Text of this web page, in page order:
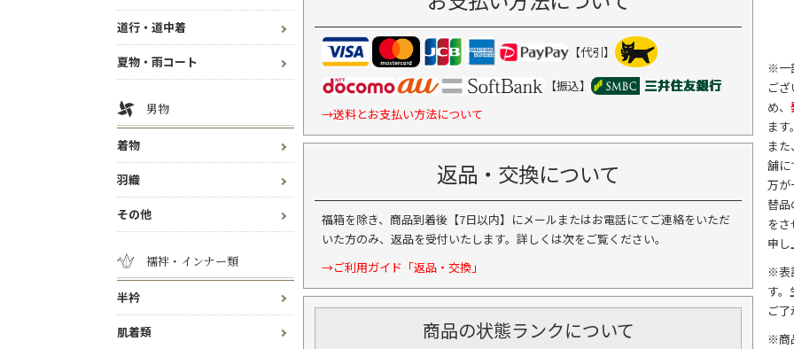
道行・道中着
夏物・雨コート
男物
着物
羽織
その他
襦袢・インナー類
半衿
肌着類
【代引】
【振込】
→送料とお支払い方法について
返品・交換について
福箱を除き、商品到着後【7日以内】にメールまたはお電話にてご連絡をいただ
いた方のみ、返品を受付いたします。詳しくは次をご覧ください。
→ご利用ガイド「返品・交換」
商品の状態ランクについて
※一
ご
め、
ます
ま
舗に
万が
替品
を
申し
※表
す
ご
※商